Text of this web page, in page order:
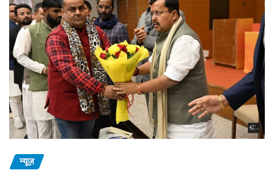
न्यूज़